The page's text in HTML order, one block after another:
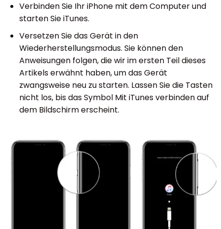
Verbinden Sie Ihr iPhone mit dem Computer und
starten Sie iTunes.
Versetzen Sie das Gerät in den
Wiederherstellungsmodus. Sie können den
Anweisungen folgen, die wir im ersten Teil dieses
Artikels erwähnt haben, um das Gerät
zwangsweise neu zu starten. Lassen Sie die Tasten
nicht los, bis das Symbol Mit iTunes verbinden auf
dem Bildschirm erscheint.